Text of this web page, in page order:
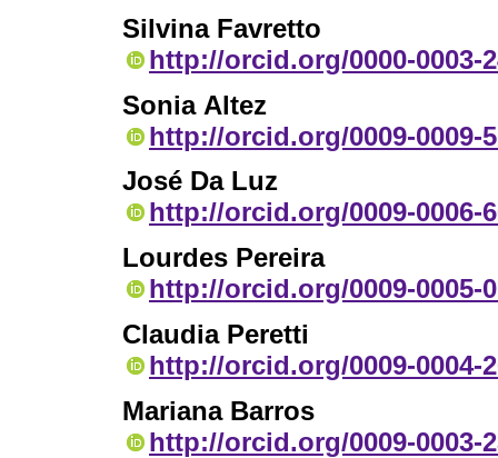
Silvina Favretto
http://orcid.org/0000-0003-
Sonia Altez
http://orcid.org/0009-0009-
José Da Luz
http://orcid.org/0009-0006-
Lourdes Pereira
http://orcid.org/0009-0005-
Claudia Peretti
http://orcid.org/0009-0004-
Mariana Barros
http://orcid.org/0009-0003-